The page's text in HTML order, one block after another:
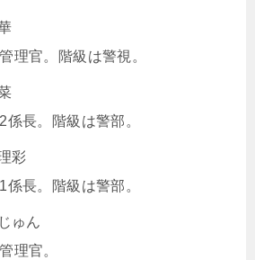
理官。階級は警視。
長。階級は警部。
彩
長。階級は警部。
ゅん
理官。